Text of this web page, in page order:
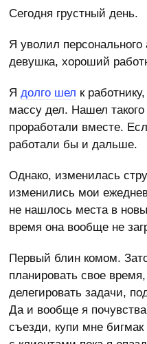
Сегодня грустный день.
Я уволил персонального
девушка, хороший
Ядолго шел к
массу дел. Нашел такого
проработали вместе.
работали бы и дальше.
Однако, изменилась
изменились мои
не нашлось места в
время она вообще не
Первый блин комом.
планировать свое
делегировать задачи,
Да и вообще я
съезди, купи мне